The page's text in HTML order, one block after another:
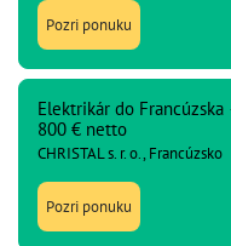
Pozri ponuku
Elektrikár do
800 € netto
CHRISTAL s. r. o., Francúzsko
Pozri ponuku